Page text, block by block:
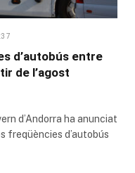
d’autobús entre
de l’agost
d’Andorra ha anunciat
freqüències d’autobús